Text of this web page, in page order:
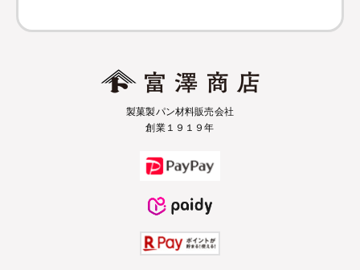
製菓製パン材料販売会社
創業１９１９年